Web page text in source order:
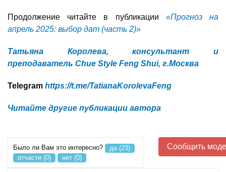
Продолжение читайте в публикации «Прогноз на
апрель 2025: выбор дат (часть 2)»
Татьяна Королева, консультант и
преподаватель Chue Style Feng Shui, г.Москва
Telegram https://t.me/TatianaKorolevaFeng
Читайте другие публикации автора
Было ли Вам это интересно?
да (23)
отчасти (0)
нет (0)
Сообщить